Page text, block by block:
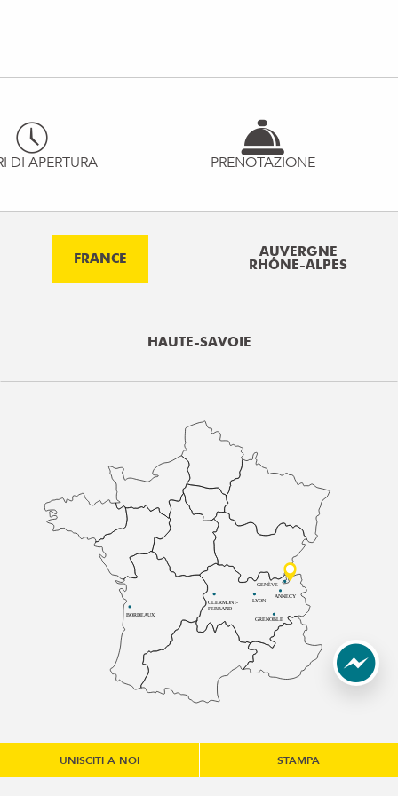
DI APERTURA PRENOTAZIONE
FRANCE
AUVERGNE
RHÔNE-ALPES
HAUTE-SAVOIE
BORDEAUX
CLERMONT-
FERRAND
LYON
ANNECY
GRENOBLE
GENÈVE
UNISCITI A NOI STAMPA